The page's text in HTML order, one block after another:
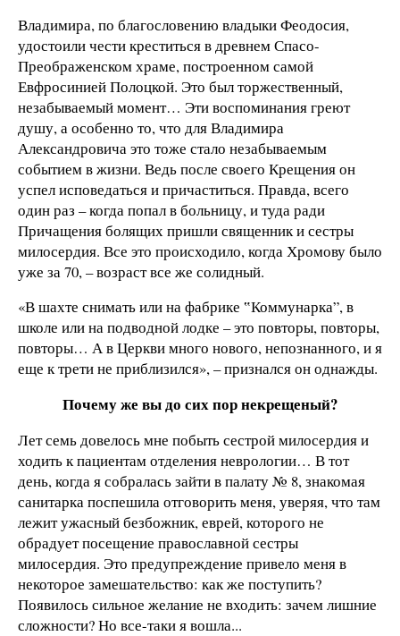
Владимира, по благословению владыки Феодосия,
удостоили чести креститься в древнем Спасо-
Преображенском храме, построенном самой
Евфросинией Полоцкой. Это был торжественный,
незабываемый момент… Эти воспоминания греют
душу, а особенно то, что для Владимира
Александровича это тоже стало незабываемым
событием в жизни. Ведь после своего Крещения он
успел исповедаться и причаститься. Правда, всего
один раз – когда попал в больницу, и туда ради
Причащения болящих пришли священник и сестры
милосердия. Все это происходило, когда Хромову было
уже за 70, – возраст все же солидный.
«В шахте снимать или на фабрике ‟Коммунарка”, в
школе или на подводной лодке – это повторы, повторы,
повторы… А в Церкви много нового, непознанного, и я
еще к трети не приблизился», – признался он однажды.
Почему же вы до сих пор некрещеный?
Лет семь довелось мне побыть сестрой милосердия и
ходить к пациентам отделения неврологии… В тот
день, когда я собралась зайти в палату № 8, знакомая
санитарка поспешила отговорить меня, уверяя, что там
лежит ужасный безбожник, еврей, которого не
обрадует посещение православной сестры
милосердия. Это предупреждение привело меня в
некоторое замешательство: как же поступить?
Появилось сильное желание не входить: зачем лишние
сложности? Но все-таки я вошла...